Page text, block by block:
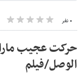
۰ نفر
حرکت عجیب
الوصل/فیلم